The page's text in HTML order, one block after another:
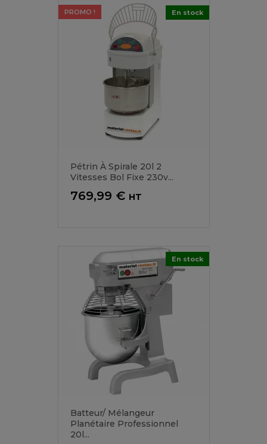
Pétrin À Spirale 20l 2
Vitesses Bol Fixe 230v...
Prix
769,99 € HT
PROMO ! En stock
Batteur/ Mélangeur
Planétaire Professionnel
20l...
En stock